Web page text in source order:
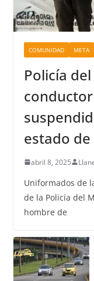
COMUNIDAD META
Policía
estado
abril 8, 2025
Uniformados de
de la Policía del
hombre de